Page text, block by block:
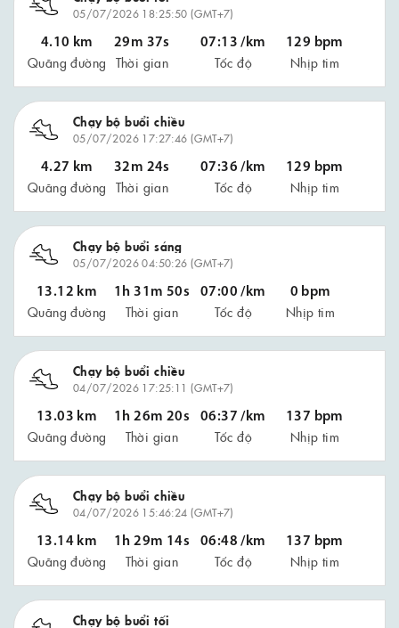
05/07/2026 18:25:50 (GMT+7)
4.10 km
Quãng đường
29m 37s
Thời gian
07:13 /km
Tốc độ
129 bpm
Nhịp tim
Chạy bộ buổi chiều
05/07/2026 17:27:46 (GMT+7)
4.27 km
Quãng đường
32m 24s
Thời gian
07:36 /km
Tốc độ
129 bpm
Nhịp tim
Chạy bộ buổi sáng
05/07/2026 04:50:26 (GMT+7)
13.12 km
Quãng đường
1h 31m 50s
Thời gian
07:00 /km
Tốc độ
0 bpm
Nhịp tim
Chạy bộ buổi chiều
04/07/2026 17:25:11 (GMT+7)
13.03 km
Quãng đường
1h 26m 20s
Thời gian
06:37 /km
Tốc độ
137 bpm
Nhịp tim
Chạy bộ buổi chiều
04/07/2026 15:46:24 (GMT+7)
13.14 km
Quãng đường
1h 29m 14s
Thời gian
06:48 /km
Tốc độ
137 bpm
Nhịp tim
Chạy bộ buổi tối